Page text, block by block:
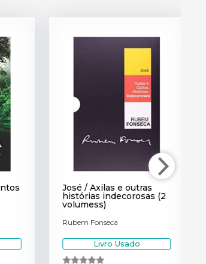
José / Axilas e outras
histórias indecorosas (2
volumess)
Rubem Fonseca
Livro Usado